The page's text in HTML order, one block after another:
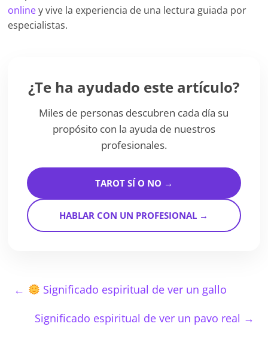
onliney vive la experiencia de una lectura guiada por
especialistas.
¿Te ha ayudado este artículo?
Miles de personas descubren cada día su
propósito con la ayuda de nuestros
profesionales.
TAROT SÍ O NO →
HABLAR CON UN PROFESIONAL →
←
Significado espiritual de ver un gallo
Significado espiritual de ver un pavo real →